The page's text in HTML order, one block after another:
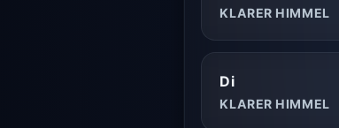
KLARER HIMMEL
Di
KLARER HIMMEL